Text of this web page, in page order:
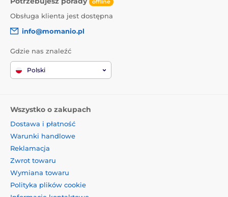
Obsługa klienta jest dostępna
info@momanio.pl
Gdzie nas znaleźć
Polski
Wszystko o zakupach
Dostawa i płatność
Warunki handlowe
Reklamacja
Zwrot towaru
Wymiana towaru
Polityka plików cookie